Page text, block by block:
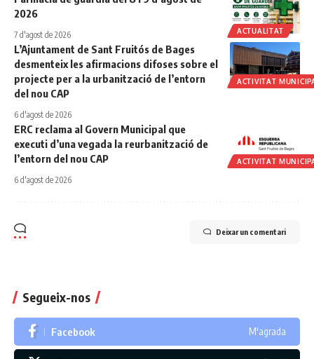
ACTUALITAT
2026
7 d'agost de 2026
ACTIVITAT
L’Ajuntament de Sant Fruitós de Bages
desmenteix les afirmacions difoses sobre el
projecte per a la urbanització de l’entorn
del nou CAP
6 d'agost de 2026
ACTIVITAT
ERC reclama al Govern Municipal que
executi d’una vegada la reurbanització de
l’entorn del nou CAP
6 d'agost de 2026
Deixar un comentari
Segueix-nos
Facebook M'agrada